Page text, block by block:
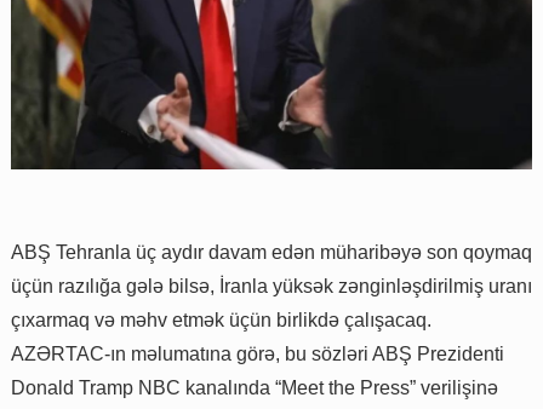
ABŞ Tehranla üç aydır davam edən müharibəyə son qoymaq
üçün razılığa gələ bilsə, İranla yüksək zənginləşdirilmiş uranı
çıxarmaq və məhv etmək üçün birlikdə çalışacaq.
AZƏRTAC-ın məlumatına görə, bu sözləri ABŞ Prezidenti
Donald Tramp NBC kanalında “Meet the Press” verilişinə